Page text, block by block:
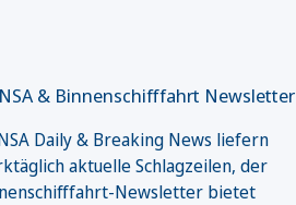
& Binnenschifffahrt Newsletter
Daily & Breaking News liefern
aktuelle Schlagzeilen, der
Newsletter bietet